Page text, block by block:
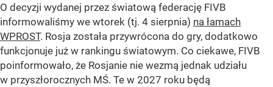
O decyzji wydanej przez światową federację FIVB
informowaliśmy we wtorek (tj. 4 sierpnia) na łamach
WPROST. Rosja została przywrócona do gry, dodatkowo
funkcjonuje już w rankingu światowym. Co ciekawe, FIVB
poinformowało, że Rosjanie nie wezmą jednak udziału
w przyszłorocznych MŚ. Te w 2027 roku będą